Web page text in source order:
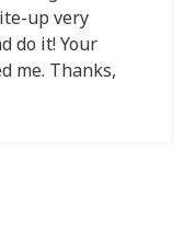
up very
do it! Your
me. Thanks,